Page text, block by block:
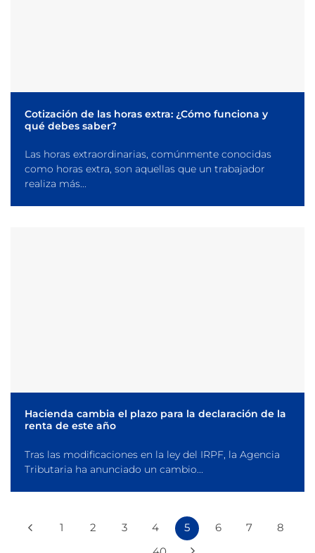
Cotización de las horas extra: ¿Cómo funciona y
qué debes saber?
Las horas extraordinarias, comúnmente conocidas
como horas extra, son aquellas que un trabajador
realiza más...
Hacienda cambia el plazo para la declaración de la
renta de este año
Tras las modificaciones en la ley del IRPF, la Agencia
Tributaria ha anunciado un cambio...
1 2 3 4 5 6 7
8